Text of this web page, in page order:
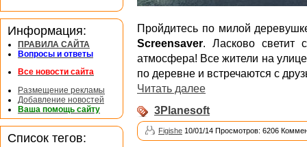
Пройдитесь по милой
Screensaver. Ласково светит
атмосфера! Все жители на
по деревне и встречаются с
Читать далее
3Planesoft
Figishe 10/01/14 Просмотров: 6206
Информация:
ПРАВИЛА САЙТА
Вопросы и ответы
Все новости сайта
Размещение рекламы
Добавление новостей
Ваша помощь сайту
Список тегов: